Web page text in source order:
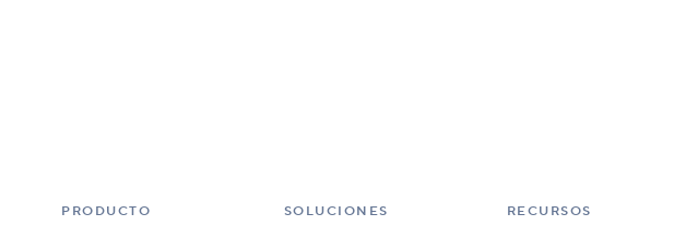
PRODUCTO SOLUCIONES RECURSOS